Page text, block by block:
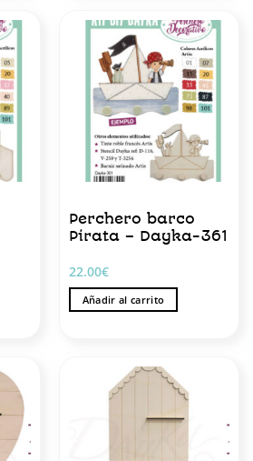
Perchero barco
Pirata – Dayka-361
22.00€
Añadir al carrito